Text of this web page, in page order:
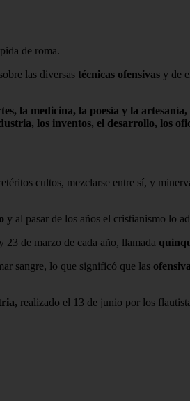
de roma.
las diversas técnicas ofensivas y de
la medicina, la poesía y la
los inventos, el desarrollo, los
cultos, mezclarse entre sí, y
y al pasar de los años el cristianismo lo
23 de marzo de cada año, llamada
sangre, lo que significó que las
realizado el 13 de junio por los